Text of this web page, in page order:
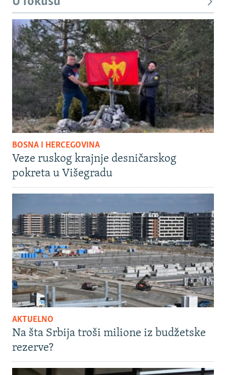
BOSNA I HERCEGOVINA
Veze ruskog krajnje desničarskog
pokreta u Višegradu
AKTUELNO
Na šta Srbija troši milione iz budžetske
rezerve?